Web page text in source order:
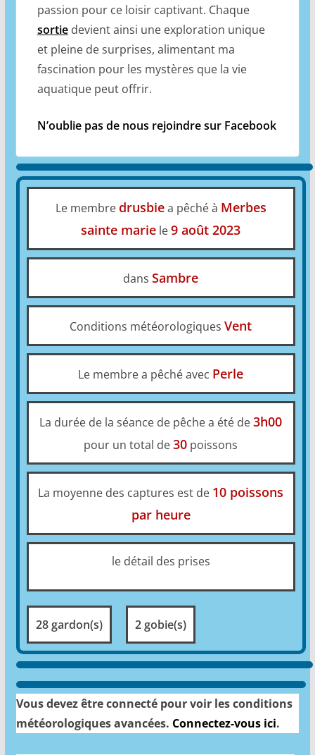
passion pour ce loisir captivant. Chaque
sortiedevient ainsi une exploration unique
et pleine de surprises, alimentant ma
fascination pour les mystères que la vie
aquatique peut offrir.
N’oublie pas de nous rejoindre sur Facebook
Le membre drusbiea pêché à Merbes
sainte marie le9 août 2023
dansSambre
Conditions météorologiquesVent
Le membre a pêché avec Perle
La durée de la séance de pêche a été de3h00
pour un total de30 poissons
La moyenne des captures est de 10 poissons
par heure
le détail des prises
28 gardon(s) 2 gobie(s)
Vous devez être connecté pour voir les conditions
météorologiques avancées. Connectez-vous ici.